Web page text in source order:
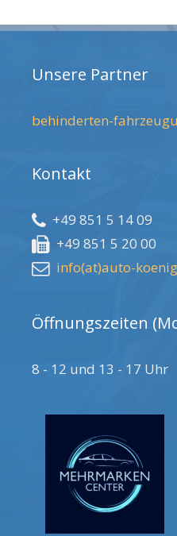
Unsere Partner
behinderten-
Kontakt
+49 851 5 14 09
+49 851 5 20 00
info(at)auto-
Öffnungszeiten
8 - 12 und 13 - 17 Uhr